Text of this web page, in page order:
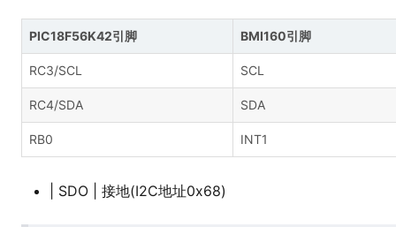
PIC18F56K42引脚 BMI160引脚
RC3/SCL SCL
RC4/SDA SDA
RB0 INT1
| SDO | 接地(I2C地址0x68)